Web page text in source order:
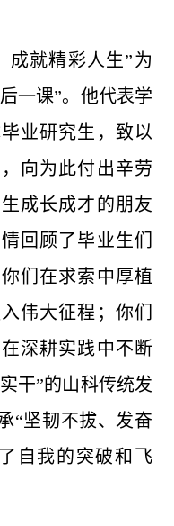
成就精彩人生”为
一课”。他代表学
业研究生，致以
向为此付出辛劳
成长成才的朋友
回顾了毕业生们
们在求索中厚植
伟大征程；你们
深耕实践中不断
干”的山科传统发
“坚韧不拔、发奋
自我的突破和飞